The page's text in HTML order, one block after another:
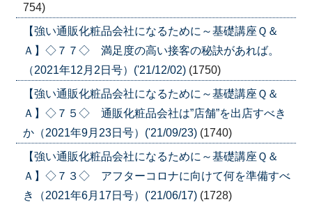
754)
【強い通販化粧品会社になるために～基礎講座Ｑ＆
Ａ】◇７７◇ 満足度の高い接客の秘訣があれば。
（2021年12月2日号）('21/12/02) (1750)
【強い通販化粧品会社になるために～基礎講座Ｑ＆
Ａ】◇７５◇ 通販化粧品会社は”店舗”を出店すべき
か（2021年9月23日号）('21/09/23) (1740)
【強い通販化粧品会社になるために～基礎講座Ｑ＆
Ａ】◇７３◇ アフターコロナに向けて何を準備すべ
き（2021年6月17日号）('21/06/17) (1728)